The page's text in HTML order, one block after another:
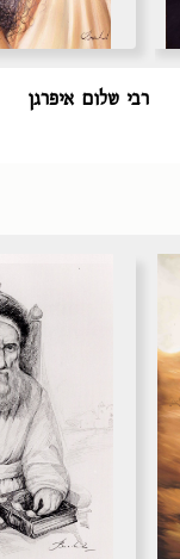
רבי שלום איפרגן